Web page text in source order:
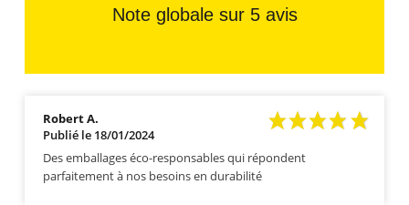
Note globale sur 5 avis
Robert A.
Publié le 18/01/2024
Des emballages éco-responsables qui répondent
parfaitement à nos besoins en durabilité